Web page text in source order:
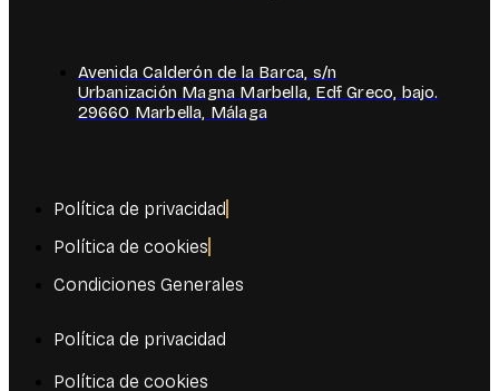
Avenida Calderón de la Barca, s/n
Urbanización Magna Marbella, Edf Greco, bajo.
29660 Marbella, Málaga
Política de privacidad
Política de cookies
Condiciones Generales
Política de privacidad
Política de cookies